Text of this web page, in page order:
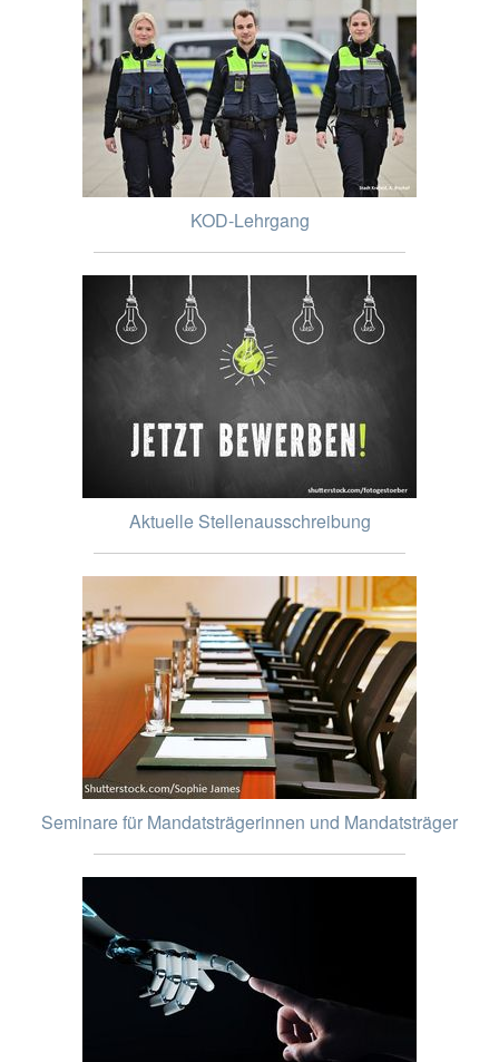
KOD-Lehrgang
Aktuelle Stellenausschreibung
Seminare für Mandatsträgerinnen und Mandatsträger